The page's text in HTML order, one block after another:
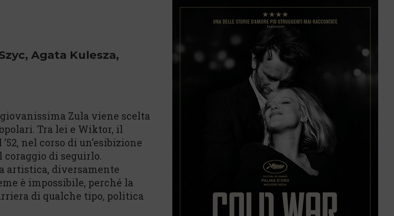
Agata Kulesza,
Zula viene scelta
Tra lei e Wiktor, il
nel corso di un’esibizione
di seguirlo.
artistica, diversamente
è impossibile, perché la
di qualche tipo, politica